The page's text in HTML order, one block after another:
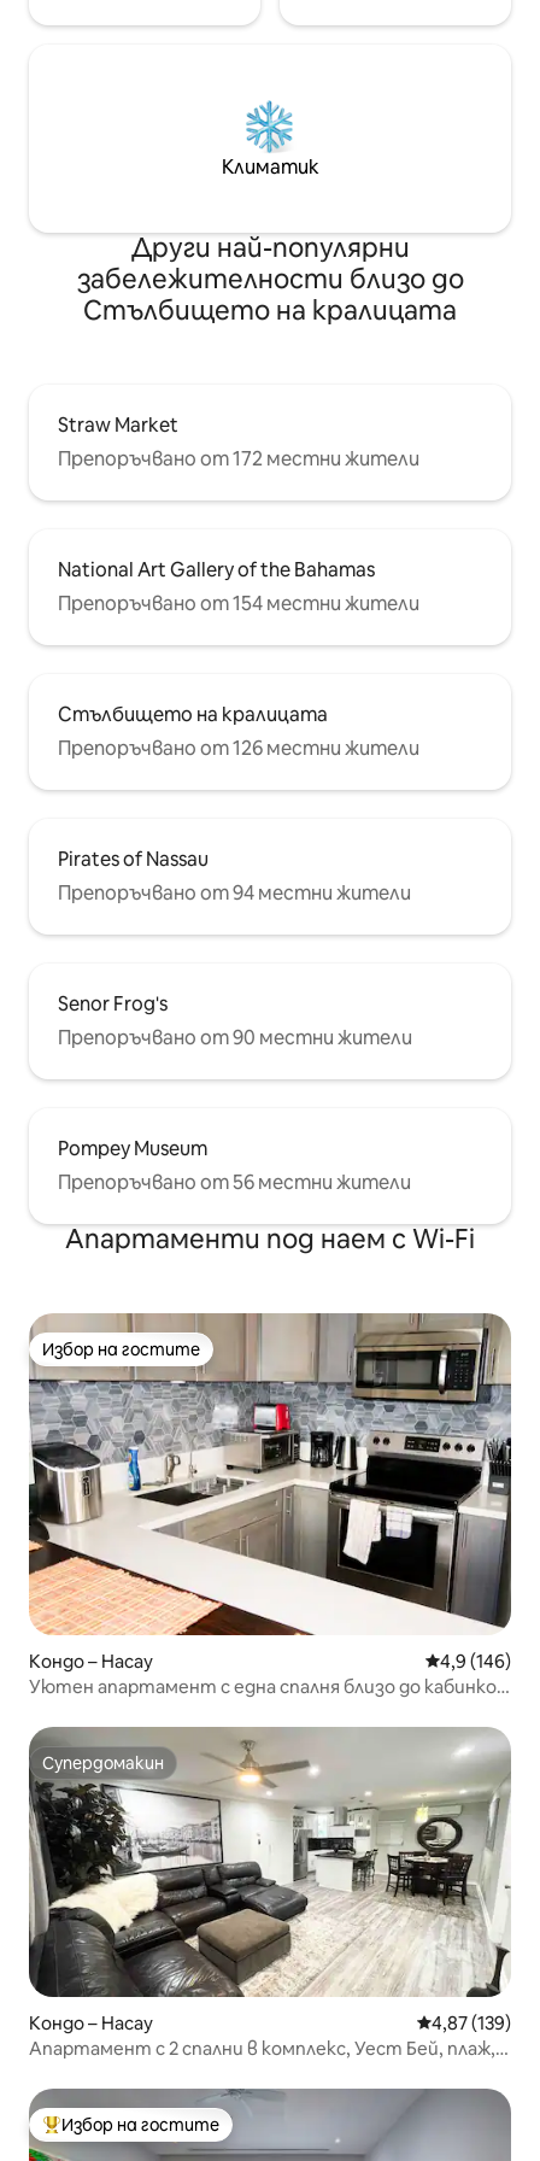
Климатик
Други най-популярни
забележителности близо до
Стълбището на кралицата
Straw Market
Препоръчвано от 172 местни жители
National Art Gallery of the Bahamas
Препоръчвано от 154 местни жители
Стълбището на кралицата
Препоръчвано от 126 местни жители
Pirates of Nassau
Препоръчвано от 94 местни жители
Senor Frog's
Препоръчвано от 90 местни жители
Pompey Museum
Препоръчвано от 56 местни жители
Апартаменти под наем с Wi-Fi
Избор на гостите
Избор на гостите
Кондо – Насау Средна
4,9 (146)
Уютен апартамент с една спалня близо до кабинков
Супердомакин
Супердомакин
Кондо – Насау Средна
4,87 (139)
Апартамент с 2 спални в комплекс, Уест Бей, плаж,
Най-популярен избор на гостите
Избор на гостите